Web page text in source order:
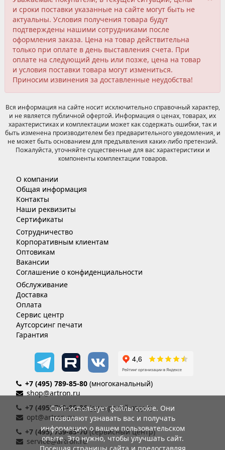
и сроки поставки указанные на сайте могут быть не
актуальны. Условия получения товара будут
подтверждены нашими сотрудниками после
оформления заказа. Цена на товар действительна
только при оплате в день выставления счета. При
оплате на следующий день или позже, цена на товар
и условия поставки товара могут измениться.
Приносим извинения за доставленные неудобства!
Вся информация на сайте носит исключительно справочный характер,
и не является публичной офертой. Информация о ценах, товарах, их
характеристиках и комплектации может как содержать ошибки, так и
быть изменена производителем без предварительного уведомления, и
не может быть основанием для предъявления каких-либо претензий.
Пожалуйста, уточняйте существенные для вас характеристики и
компоненты комплектации товаров.
О компании
Общая информация
Контакты
Наши реквизиты
Сертификаты
Сотрудничество
Корпоративным клиентам
Оптовикам
Вакансии
Соглашение о конфиденциальности
Обслуживание
Доставка
Оплата
Сервис центр
Аутсорсинг печати
Гарантия
+7 (495) 789-85-80 (многоканальный)
shop@artron.ru
+7 (495) 789-85-86(дилерский отдел)
opt@artron.ru
+7 (495) 789-85-70 (сервисный центр)
service@artron.ru
Сайт использует файлы cookie. Они
позволяют узнавать вас и получать
информацию о вашем пользовательском
опыте. Это нужно, чтобы улучшать сайт.